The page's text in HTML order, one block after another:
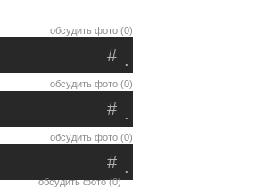
обсудить фото (0)
.
#
обсудить фото (0)
.
#
обсудить фото (0)
.
#
обсудить фото (0)